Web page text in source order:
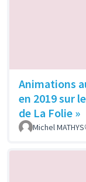
Animations
en 2019 sur
de La Folie »
Michel MATHYS